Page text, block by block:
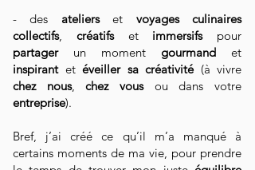
- des atelierset voyages culinaires
collectifs, créatifset immersifspour
partagerun moment gourmand et
inspirantet éveiller sa créativité(à vivre
chez nous,chez vous ou dans votre
entreprise).
Bref, j’ai créé ce qu’il m’a manqué à
certains moments de ma vie, pour prendre